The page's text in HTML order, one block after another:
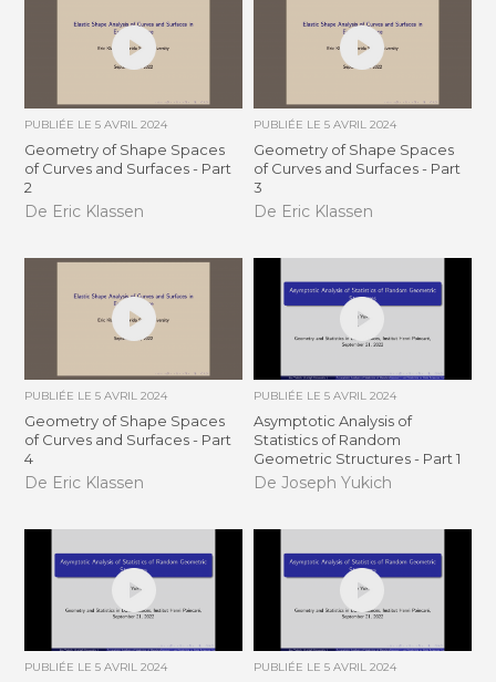
PUBLIÉE LE5 AVRIL 2024
Geometry of Shape Spaces
of Curves and Surfaces - Part
2
De Eric Klassen
PUBLIÉE LE 5 AVRIL 2024
Geometry of Shape Spaces
of Curves and Surfaces - Part
3
De Eric Klassen
PUBLIÉE LE5 AVRIL 2024
Geometry of Shape Spaces
of Curves and Surfaces - Part
4
De Eric Klassen
PUBLIÉE LE 5 AVRIL 2024
Asymptotic Analysis of
Statistics of Random
Geometric Structures - Part 1
De Joseph Yukich
PUBLIÉE LE5 AVRIL 2024 PUBLIÉE LE 5 AVRIL 2024